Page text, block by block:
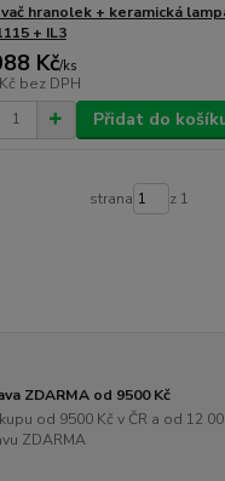
hranolek + keramická
+ IL3
Kč/ks
bez DPH
Přidat do
strana z 1
ZDARMA od 9500 Kč
od 9500 Kč v ČR a od 12
ZDARMA